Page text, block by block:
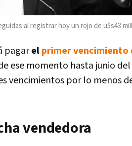
al registrar hoy un rojo de u$s43
pagarelprimer vencimiento
ese momento hasta junio
vencimientos por lo menos
vendedora